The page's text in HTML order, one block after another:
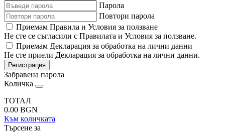
Парола
Повтори парола
Приемам Правила и Условия за ползване
Не сте се съгласили с Правилата и Условия за ползване.
Приемам Декларация за обработка на лични данни
Не сте приели Декларация за обработка на лични данни.
Регистрация
Забравена парола
Количка
ТОТАЛ
0.00 BGN
Към количката
Търсене за